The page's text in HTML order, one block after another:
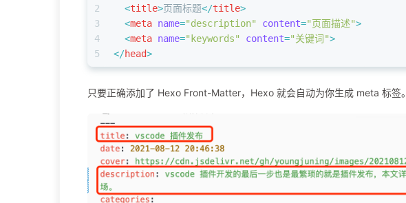
2
3
4
5
<title>页面标题</title>
<meta name="description" content="页面描述">
<meta name="keywords" content="关键词">
</head>
只要正确添加了 Hexo Front-Matter，Hexo 就会自动为你生成 meta 标签。